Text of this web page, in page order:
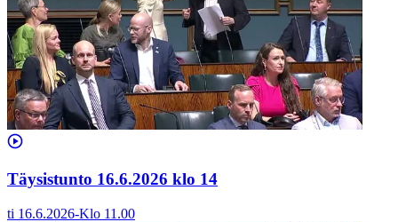
Täysistunto 16.6.2026 klo 14
ti 16.6.2026-Klo 11.00